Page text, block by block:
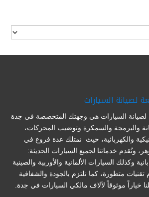
لصيانة السيارات
لصيانة السيارات هي وجهتك المتخصصة في جدة
والبرمجة والسمكرة وتوضيب المحركات،
والكهربائية، حيث نمتلك عدة فروع في
ونُقدم خدماتنا لجميع السيارات الحديثة:
وكذلك السيارات الألمانية والأوربية والصينية
تقنيات متطورة، كما نلتزم بالجودة والشفافية
خياراً موثوقاً لآلاف مالكي السيارات في جدة.